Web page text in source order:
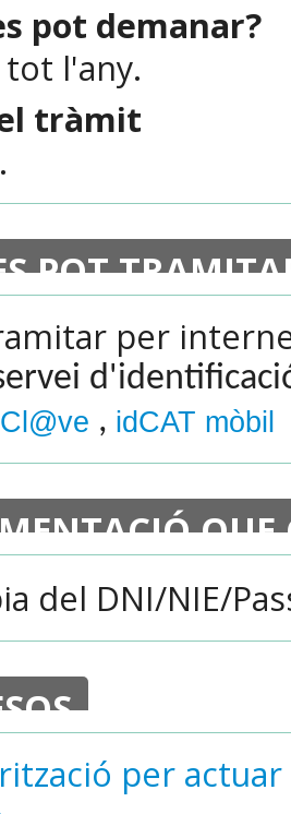
pot demanar?
l'any.
tràmit
POT
per
Cl@ve , idCAT mòbil
QUE
del DNI/NIE/
per